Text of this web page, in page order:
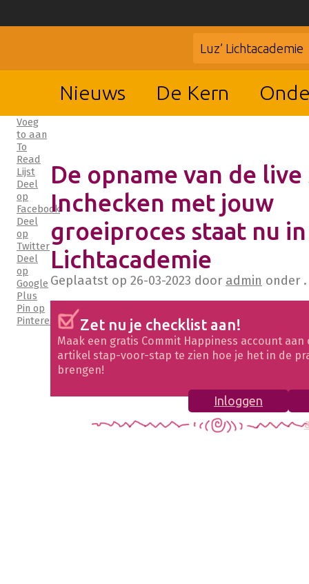
Luz’ Lichtacademie
Nieuws De Kern
Voeg
to aan
To
Read
Lijst
Deel
op
Facebook
Deel
op
Twitter
Deel
op
Google
Plus
Pin op
Pinterest
De opname van de live
Inchecken met jouw
groeiproces staat nu
Lichtacademie
Geplaatst op 26-03-2023 door admin onder .
Zet nu je checklist aan!
Maak een gratis Commit Happiness account
artikel stap-voor-stap te zien hoe je het in de
brengen!
Inloggen